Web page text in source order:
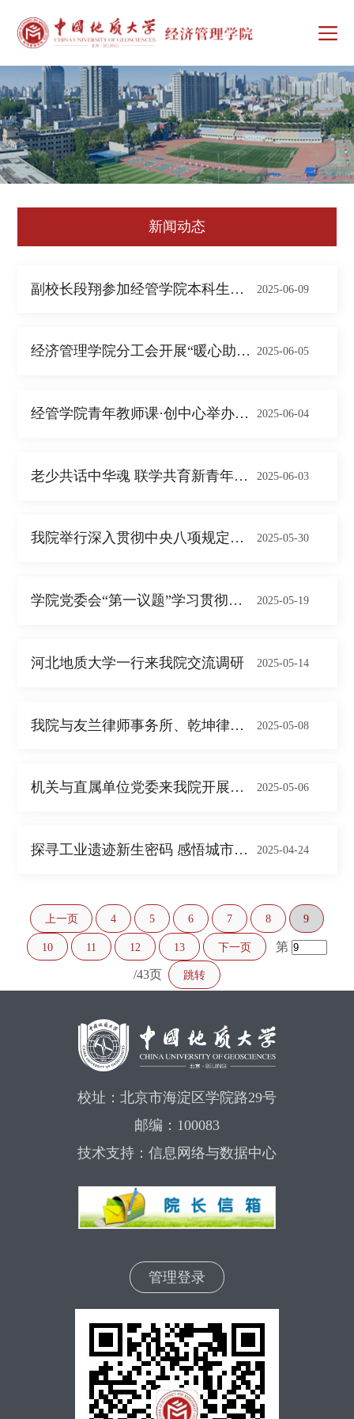
新闻动态
副校长段翔参加经管学院本科生第一党支部 ... 2025-06-09
经济管理学院分工会开展“暖心助考”高考慰... 2025-06-05
经管学院青年教师课·创中心举办青年成长沙... 2025-06-04
老少共话中华魂 联学共育新青年——经管学... 2025-06-03
我院举行深入贯彻中央八项规定精神学习教育... 2025-05-30
学院党委会“第一议题”学习贯彻习近平经济... 2025-05-19
河北地质大学一行来我院交流调研 2025-05-14
我院与友兰律师事务所、乾坤律师事务所共建... 2025-05-08
机关与直属单位党委来我院开展学习教育调研... 2025-05-06
探寻工业遗迹新生密码 感悟城市建设秀丽风... 2025-04-24
上一页 4 5 6 7 8 9
10 11 12 13 下一页 第
/43页 跳转
校址：北京市海淀区学院路29号
邮编：100083
技术支持：信息网络与数据中心
管理登录